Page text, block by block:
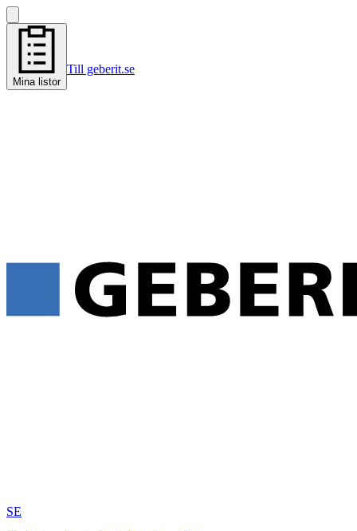
Mina listor
Till geberit.se
SE